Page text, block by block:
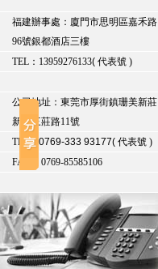
福建辦事處：廈門市思明區嘉禾路
96號銀都酒店三樓
TEL：13959276133( 代表號 )
公司地址：東莞市厚街鎮珊美新莊
新村三莊路11號
TEL： 0769-333 93177( 代表號 )
FAX：0769-85585106